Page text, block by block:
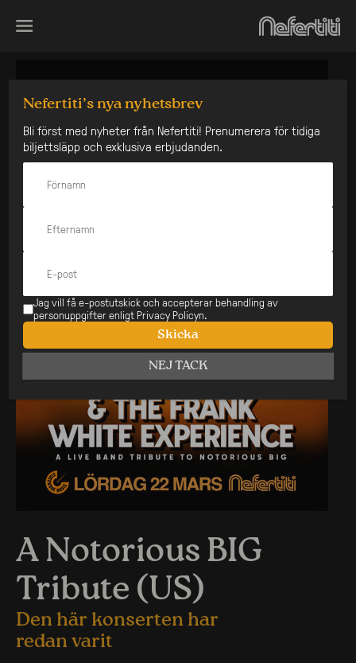
content
A Notorious BIG
Tribute (US)
Den här konserten har
redan varit
Nefertiti’s nya nyhetsbrev
Bli först med nyheter från Nefertiti! Prenumerera för tidiga
biljettsläpp och exklusiva erbjudanden.
Jag vill få e-postutskick och accepterar behandling av
personuppgifter enligt Privacy Policyn.
Skicka
NEJ TACK